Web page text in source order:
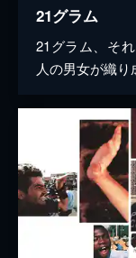
21グラム
21グラム、そ
人の男女が織